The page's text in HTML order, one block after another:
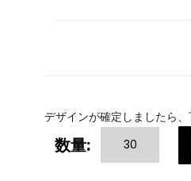
デザインが確定しましたら
数量: